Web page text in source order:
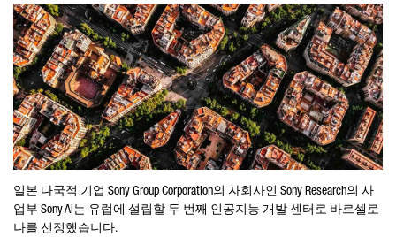
일본 다국적 기업 Sony Group Corporation의 자회사인 Sony Research의 사
업부 Sony AI는 유럽에 설립할 두 번째 인공지능 개발 센터로 바르셀로
나를 선정했습니다.